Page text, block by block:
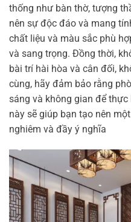
thống như bàn thờ, tượng
nên sự độc đáo và mang
chất liệu và màu sắc phù
và sang trọng. Đồng thời,
bài trí hài hòa và cân đối,
cùng, hãy đảm bảo rằng
sáng và không gian để
này sẽ giúp bạn tạo nên
nghiêm và đầy ý nghĩa